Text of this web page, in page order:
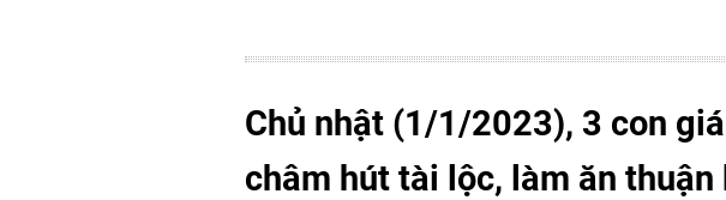
Chủ nhật (1/1/2023), 3 con
châm hút tài lộc, làm ăn thuận